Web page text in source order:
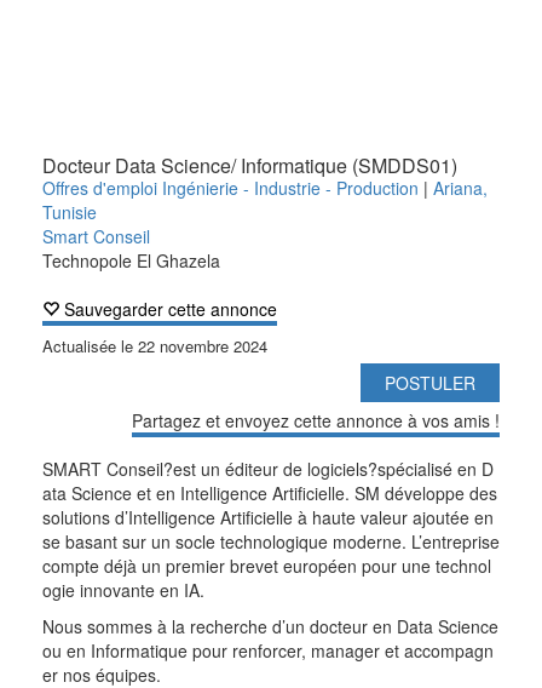
Docteur Data Science/ Informatique (SMDDS01)
Offres d'emploi Ingénierie - Industrie - Production | Ariana,
Tunisie
Smart Conseil
Technopole El Ghazela
Sauvegarder cette annonce
Actualisée le 22 novembre 2024
POSTULER
Partagez et envoyez cette annonce à vos amis !
SMART Conseil?est un éditeur de logiciels?spécialisé en D
ata Science et en Intelligence Artificielle. SM développe des
solutions d’Intelligence Artificielle à haute valeur ajoutée en
se basant sur un socle technologique moderne. L’entreprise
compte déjà un premier brevet européen pour une technol
ogie innovante en IA.
Nous sommes à la recherche d’un docteur en Data Science
ou en Informatique pour renforcer, manager et accompagn
er nos équipes.